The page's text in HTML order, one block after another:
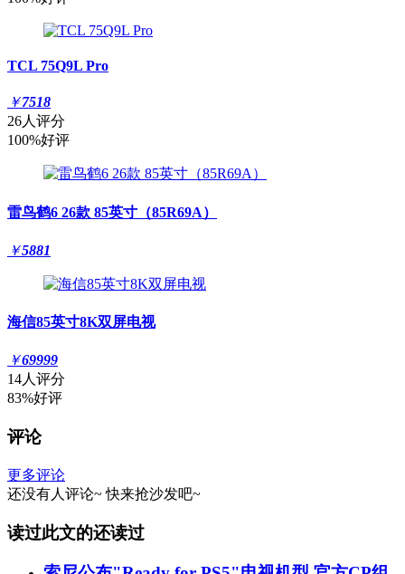
TCL 75Q9L Pro
￥7518
26人评分
100%好评
雷鸟鹤6 26款 85英寸（85R69A）
￥5881
海信85英寸8K双屏电视
￥69999
14人评分
83%好评
评论
更多评论
还没有人评论~ 快来抢沙发吧~
读过此文的还读过